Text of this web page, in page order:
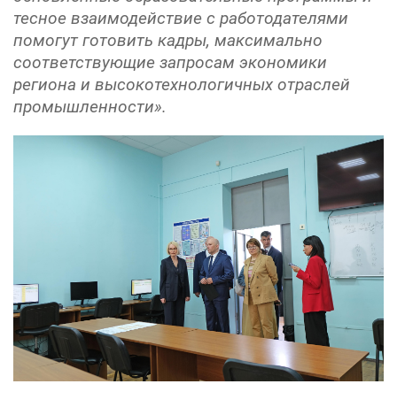
тесное взаимодействие с работодателями
помогут готовить кадры, максимально
соответствующие запросам экономики
региона и высокотехнологичных отраслей
промышленности».